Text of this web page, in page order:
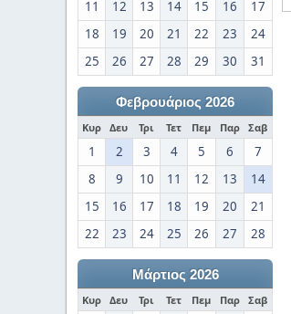
11
12 13 14 15 16
17
18
19 20 21 22 23
24
25
26 27 28 29 30 31
Φεβρουάριος 2026
Κυρ Δευ Τρι Τετ Πεμ Παρ Σαβ
1 2 3 4 5 6
7
8
9 10 11 12 13
14
15
16 17 18 19 20
21
22
23 24 25 26 27 28
Μάρτιος 2026
Κυρ Δευ Τρι Τετ Πεμ Παρ Σαβ